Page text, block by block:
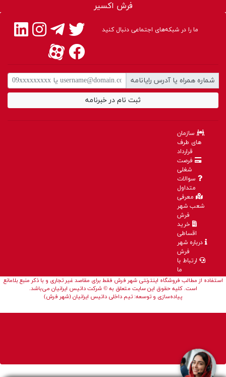
فرش اکسیر
ما را در شبکه‌های اجتماعی دنبال کنید
شماره همراه یا آدرس رایانامه
ثبت نام در خبرنامه
سازمان
های طرف
قرارداد
فرصت
شغلی
سوالات
متداول
معرفی
شعب شهر
فرش
خرید
اقساطی
درباره شهر
فرش
ارتباط با
ما
استفاده از مطالب فروشگاه اینترنتی شهر فرش فقط برای مقاصد غیر تجاری و با ذکر منبع بلامانع
است. کلیه حقوق این سایت متعلق به © شرکت داتیس ایرانیان می‌باشد.
پیاده‌سازی و توسعه: تیم داخلی داتیس ایرانیان (شهر فرش)